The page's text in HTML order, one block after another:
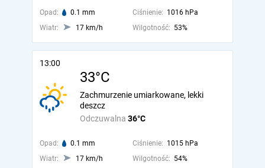
Opad: 0.1 mm Ciśnienie: 1016 hPa
Wiatr:
17 km/h Wilgotność: 53%
13:00
33°C
Odczuwalna 36°C
Zachmurzenie umiarkowane, lekki
deszcz
Opad: 0.1 mm Ciśnienie: 1015 hPa
Wiatr:
17 km/h Wilgotność: 54%